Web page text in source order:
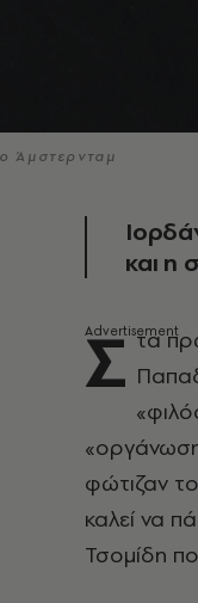
Άμστερνταμ
και η
Σ τα
φώτιζαν
καλεί να
Τσομίδη